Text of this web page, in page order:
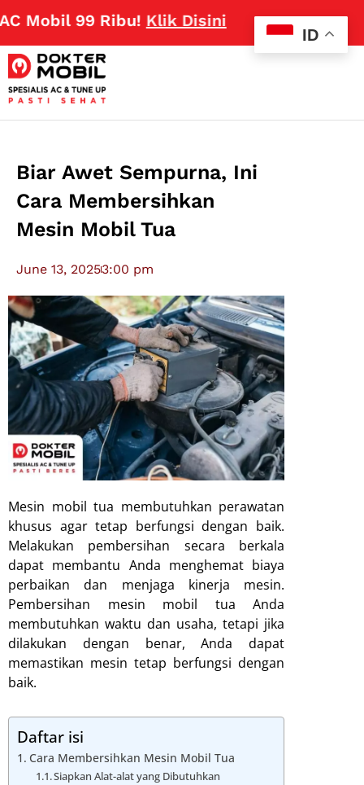
99 Ribu! Klik Disini
Biar Awet Sempurna, Ini
Cara Membersihkan
Mesin Mobil Tua
June 13, 20253:00 pm
Mesin mobil tua membutuhkan perawatan
khusus agar tetap berfungsi dengan baik.
Melakukan pembersihan secara berkala
dapat membantu Anda menghemat biaya
perbaikan dan menjaga kinerja mesin.
Pembersihan mesin mobil tua Anda
membutuhkan waktu dan usaha, tetapi jika
dilakukan dengan benar, Anda dapat
memastikan mesin tetap berfungsi dengan
baik.
Daftar isi
Cara Membersihkan Mesin Mobil Tua
Siapkan Alat-alat yang Dibutuhkan
ID